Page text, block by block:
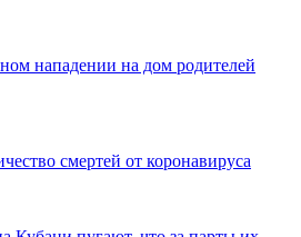
нападении на дом родителей
смертей от коронавируса